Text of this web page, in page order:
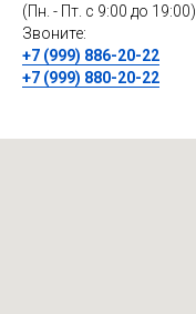
(Пн. - Пт. с 9:00 до 19:00)
Звоните:
+7 (999) 886-20-22
+7 (999) 880-20-22